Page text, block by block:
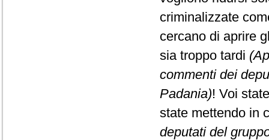
criminalizzate
cercano di aprire
sia troppo tardi
commenti dei
Padania)! Voi
state mettendo in
deputati del